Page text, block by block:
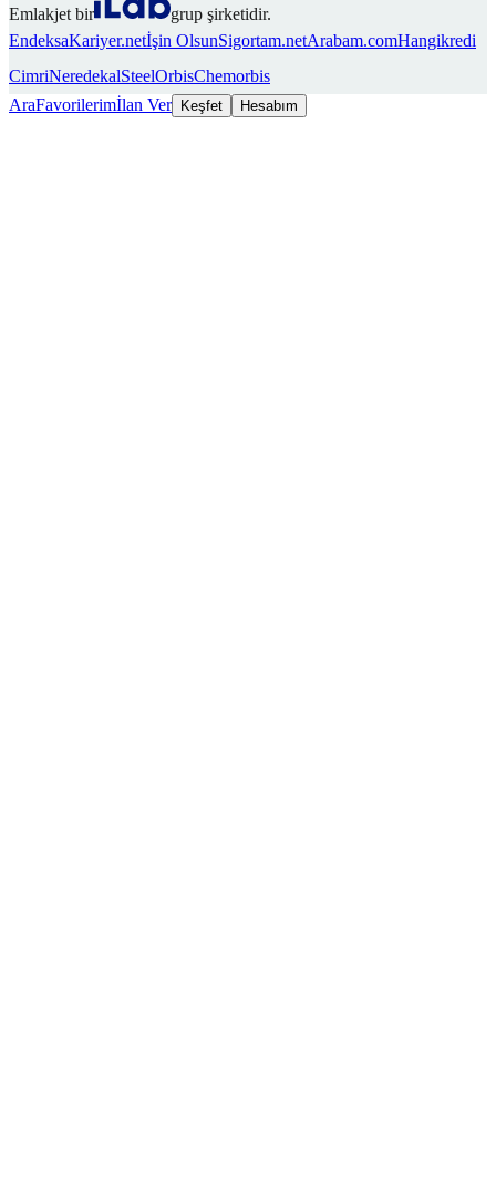
Emlakjet bir
grup şirketidir.
EndeksaKariyer.netİşin OlsunSigortam.netArabam.comHangikredi
CimriNeredekalSteelOrbisChemorbis
AraFavorilerimİlan Ver Keşfet Hesabım